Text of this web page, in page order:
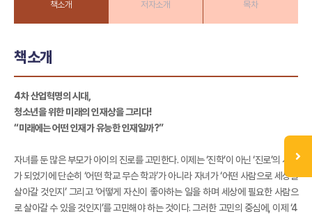
책소개 저자소개 목차
책소개
4차 산업혁명의 시대,
청소년을 위한 미래의 인재상을 그리다!
“미래에는 어떤 인재가 유능한 인재일까?”
자녀를 둔 많은 부모가 아이의 진로를 고민한다. 이제는 ‘진학’이 아닌 ‘진로’의 시대
가 되었기에 단순히 ‘어떤 학교 무슨 학과’가 아니라 자녀가 ‘어떤 사람으로 세상을
살아갈 것인지’ 그리고 ‘어떻게 자신이 좋아하는 일을 하며 세상에 필요한 사람으
로 살아갈 수 있을 것인지’를 고민해야 하는 것이다. 그러한 고민의 중심에, 이제 ‘4